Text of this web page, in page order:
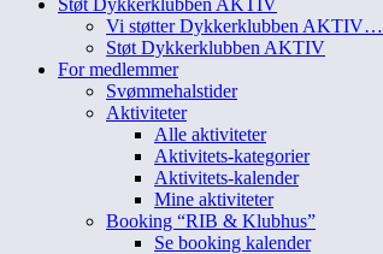
Støt Dykkerklubben AKTIV
Vi støtter Dykkerklubben AKTIV…
Støt Dykkerklubben AKTIV
For medlemmer
Svømmehalstider
Aktiviteter
Alle aktiviteter
Aktivitets-kategorier
Aktivitets-kalender
Mine aktiviteter
Booking “RIB & Klubhus”
Se booking kalender